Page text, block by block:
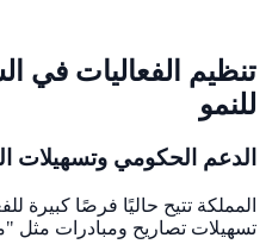
تنظيم الفعاليات في
للنمو
الدعم الحكومي وتسهيلات
تسهيلات تصاريح ومبادرات مثل